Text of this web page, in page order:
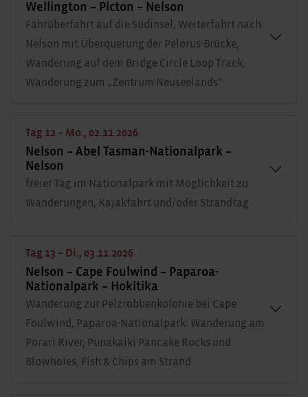
Wellington – Picton – Nelson
Fährüberfahrt auf die Südinsel, Weiterfahrt nach
Nelson mit Überquerung der Pelorus-Brücke,
Wanderung auf dem Bridge Circle Loop Track,
Wanderung zum „Zentrum Neuseelands“
Tag 12 – Mo., 02.11.2026
Nelson – Abel Tasman-Nationalpark –
Nelson
freier Tag im Nationalpark mit Möglichkeit zu
Wanderungen, Kajakfahrt und/oder Strandtag
Tag 13 – Di., 03.11.2026
Nelson – Cape Foulwind – Paparoa-
Nationalpark – Hokitika
Wanderung zur Pelzrobbenkolonie bei Cape
Foulwind, Paparoa-Nationalpark: Wanderung am
Porari River, Punakaiki Pancake Rocks und
Blowholes, Fish & Chips am Strand